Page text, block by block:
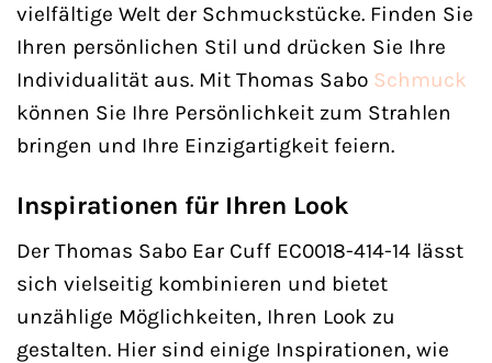
vielfältige Welt der Schmuckstücke. Finden Sie
Ihren persönlichen Stil und drücken Sie Ihre
Individualität aus. Mit Thomas Sabo Schmuck
können Sie Ihre Persönlichkeit zum Strahlen
bringen und Ihre Einzigartigkeit feiern.
Inspirationen für Ihren Look
Der Thomas Sabo Ear Cuff EC0018-414-14 lässt
sich vielseitig kombinieren und bietet
unzählige Möglichkeiten, Ihren Look zu
gestalten. Hier sind einige Inspirationen, wie